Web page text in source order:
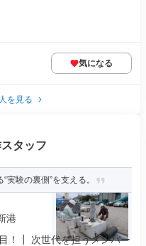
気になる
を見る
タッフ
実験の裏側”を支える。
港
┃ 次世代を担うメンバー